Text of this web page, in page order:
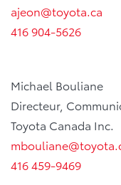
ajeon@toyota.ca
416 904-5626
Michael Bouliane
Directeur,
Toyota Canada Inc.
416 459-9469